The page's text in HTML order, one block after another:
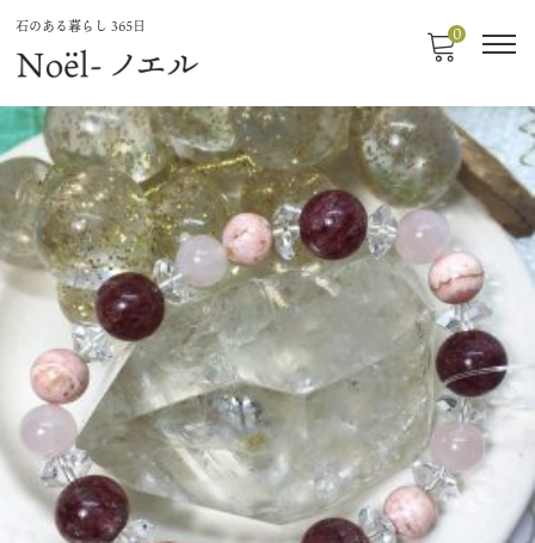
石のある暮らし 365日 0